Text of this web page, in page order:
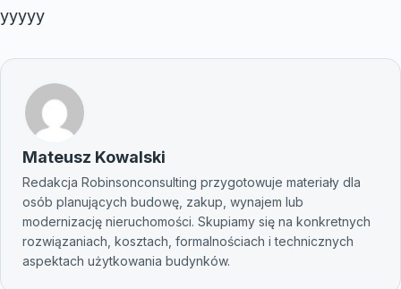
yyyyy
Mateusz Kowalski
Redakcja Robinsonconsulting przygotowuje materiały dla
osób planujących budowę, zakup, wynajem lub
modernizację nieruchomości. Skupiamy się na konkretnych
rozwiązaniach, kosztach, formalnościach i technicznych
aspektach użytkowania budynków.